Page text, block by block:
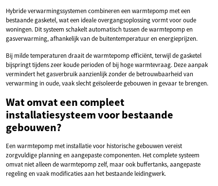
Hybride verwarmingssystemen combineren een warmtepomp met een
bestaande gasketel, wat een ideale overgangsoplossing vormt voor oude
woningen. Dit systeem schakelt automatisch tussen de warmtepomp en
gasverwarming, afhankelijk van de buitentemperatuur en energieprijzen.
Bij milde temperaturen draait de warmtepomp efficiënt, terwijl de gasketel
bijspringt tijdens zeer koude perioden of bij hoge warmtevraag. Deze aanpak
vermindert het gasverbruik aanzienlijk zonder de betrouwbaarheid van
verwarming in oude, vaak slecht geïsoleerde gebouwen in gevaar te brengen.
Wat omvat een compleet
installatiesysteem voor bestaande
gebouwen?
Een warmtepomp met installatie voor historische gebouwen vereist
zorgvuldige planning en aangepaste componenten. Het complete systeem
omvat niet alleen de warmtepomp zelf, maar ook buffertanks, aangepaste
regeling en vaak modificaties aan het bestaande leidingwerk.